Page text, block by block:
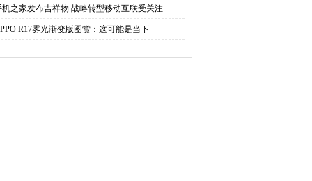
机之家发布吉祥物 战略转型移动互联受关注
R17雾光渐变版图赏：这可能是当下